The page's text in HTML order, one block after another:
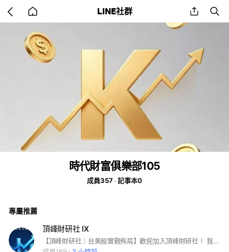
back
to
home
LINE社群 share
時代財富俱樂部105
成員357 記事本0
專屬推薦
頂峰財研社 Ⅸ
【頂峰財研社｜台美股實戰佈局】歡迎加入頂峰財研社！ 我們專注於台、美股深度分析，從總經數據到產業趨勢，帶大家抓準下一個翻倍標的。這裡不講空話，只分享最扎實的實戰思路：📈 每日盤前解盤：掌握美股動向，佈局台股聯動標的。 🔍 潛力飆股挖掘：從 AI 供應鏈到矽晶圓，帶你鎖定主流族群。 ⚠️ 風險趨吉避凶：即時行情警示，守住獲利入袋為安。 讓我們一起在股海噴噴噴，口袋賺到滿出來！